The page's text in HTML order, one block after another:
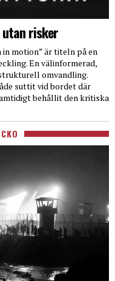
risker
in motion” är titeln på en
En välinformerad,
omvandling.
suttit vid bordet där
behållit den kritiska